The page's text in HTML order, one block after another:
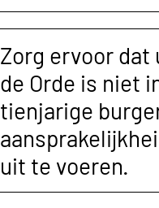
Zorg ervoor
de Orde is niet
tienjarige
uit te voeren.